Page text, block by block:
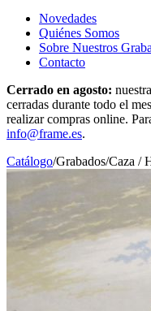
Novedades
Quiénes Somos
Sobre Nuestros
Contacto
Cerrado en agosto:
cerradas durante todo el
realizar compras online.
info@frame.es.
Catálogo/Grabados/Caza /